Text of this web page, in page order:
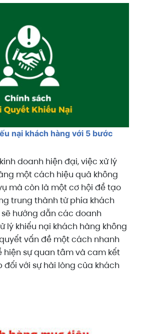
nại khách hàng với 5 bước
doanh hiện đại, việc xử lý
một cách hiệu quả không
mà còn là một cơ hội để tạo
trung thành từ phía khách
hướng dẫn các doanh
lý khiếu nại khách hàng không
vấn đề một cách nhanh
hiện sự quan tâm và cam kết
với sự hài lòng của khách